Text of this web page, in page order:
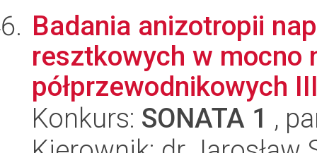
Badania anizotropii
resztkowych w mocno
półprzewodnikowych
Konkurs: SONATA 1 ,